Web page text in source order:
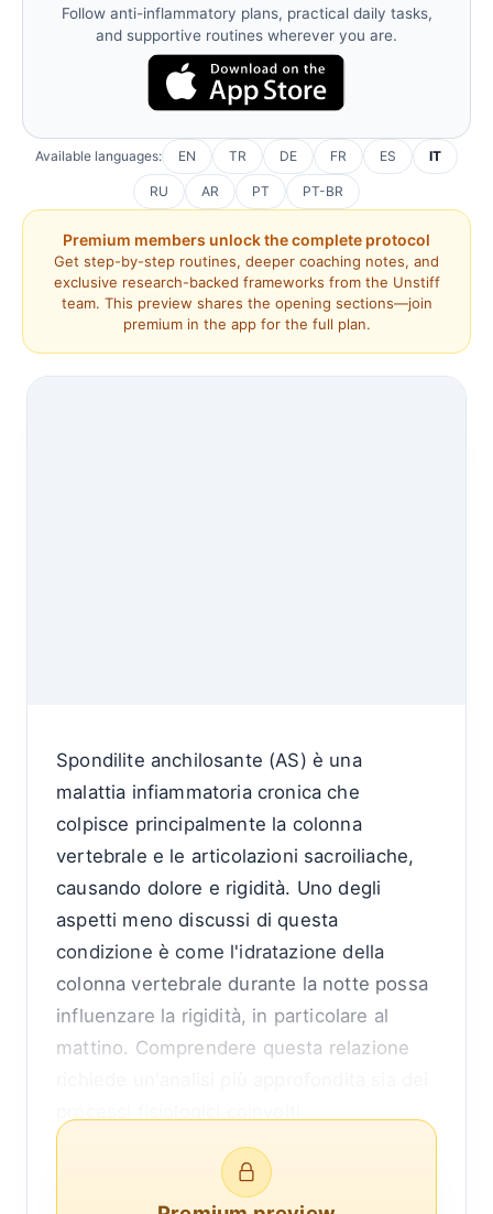
Follow anti-inflammatory plans, practical daily tasks,
and supportive routines wherever you are.
Available languages: EN TR DE FR ES IT
RU AR PT PT-BR
Premium members unlock the complete protocol
Get step-by-step routines, deeper coaching notes, and
exclusive research-backed frameworks from the Unstiff
team. This preview shares the opening sections—join
premium in the app for the full plan.
Spondilite anchilosante (AS) è una
malattia infiammatoria cronica che
colpisce principalmente la colonna
vertebrale e le articolazioni sacroiliache,
causando dolore e rigidità. Uno degli
aspetti meno discussi di questa
condizione è come l'idratazione della
colonna vertebrale durante la notte possa
influenzare la rigidità, in particolare al
mattino. Comprendere questa relazione
nell'idratazione spinale sia della
fisiopatologia della spondilite
anchilosante.